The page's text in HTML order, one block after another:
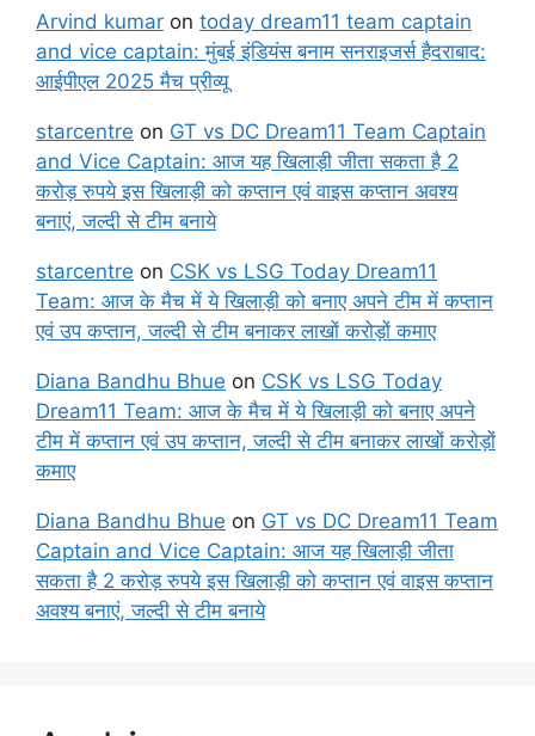
Arvind kumar on today dream11 team captain
and vice captain: मुंबई इंडियंस बनाम सनराइजर्स हैदराबाद:
आईपीएल 2025 मैच प्रीव्यू
starcentre on GT vs DC Dream11 Team Captain
and Vice Captain: आज यह खिलाड़ी जीता सकता है 2
करोड़ रुपये इस खिलाड़ी को कप्तान एवं वाइस कप्तान अवश्य
बनाएं, जल्दी से टीम बनाये
starcentre on CSK vs LSG Today Dream11
Team: आज के मैच में ये खिलाड़ी को बनाए अपने टीम में कप्तान
एवं उप कप्तान, जल्दी से टीम बनाकर लाखों करोड़ों कमाए
Diana Bandhu Bhue on CSK vs LSG Today
Dream11 Team: आज के मैच में ये खिलाड़ी को बनाए अपने
टीम में कप्तान एवं उप कप्तान, जल्दी से टीम बनाकर लाखों करोड़ों
कमाए
Diana Bandhu Bhue on GT vs DC Dream11 Team
Captain and Vice Captain: आज यह खिलाड़ी जीता
सकता है 2 करोड़ रुपये इस खिलाड़ी को कप्तान एवं वाइस कप्तान
अवश्य बनाएं, जल्दी से टीम बनाये